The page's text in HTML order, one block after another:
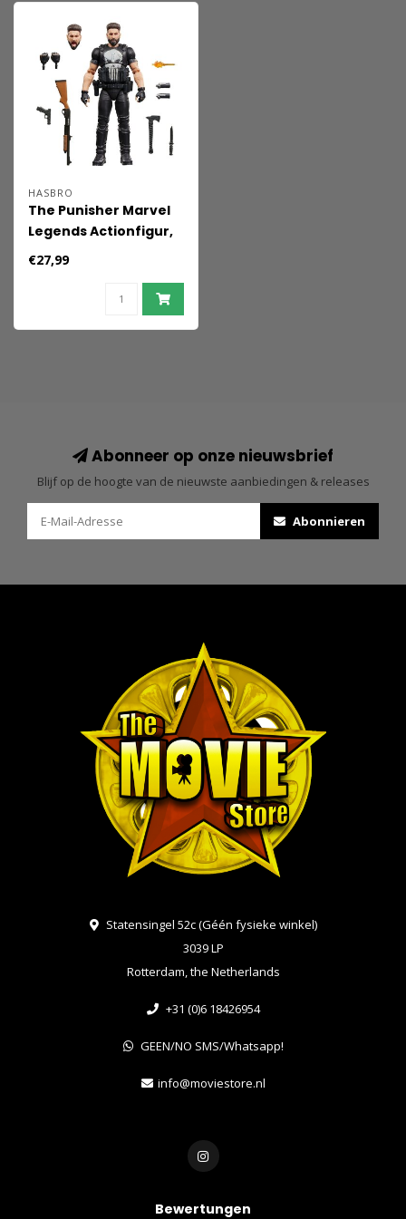
HASBRO
The Punisher Marvel
Legends Actionfigur,
15 cm
€27,99
Abonneer op onze nieuwsbrief
Blijf op de hoogte van de nieuwste aanbiedingen & releases
Abonnieren
Statensingel 52c (Géén fysieke winkel)
3039 LP
Rotterdam, the Netherlands
+31 (0)6 18426954
GEEN/NO SMS/Whatsapp!
info@moviestore.nl
Bewertungen